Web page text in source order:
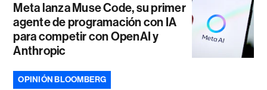
Meta lanza Muse Code, su primer
agente de programación con IA
para competir con OpenAI y
Anthropic
OPINIÓN BLOOMBERG